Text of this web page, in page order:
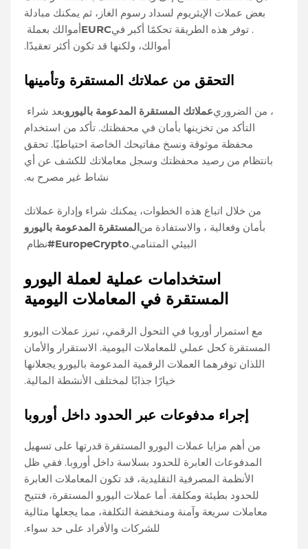
بعض عملات الإيثريوم لسداد رسوم الغاز، ثم يمكنك مبادلة
أموالك بعملةEURC. توفر هذه الطريقة تحكمًا أكبر في
أموالك، ولكنها قد تكون أكثر تعقيدًا.
التحقق من عملاتك المستقرة وتأمينها
بعد شراءعملاتك المستقرة المدعومة باليورو، من الضروري
التأكد من تخزينها بأمان في محفظتك. تأكد من استخدام
محفظة موثوقة ونسخ مفاتيحك الخاصة احتياطيًا. تحقق
بانتظام من رصيد محفظتك وسجل معاملاتك للكشف عن أي
نشاط غير مصرح به.
من خلال اتباع هذه الخطوات، يمكنك شراء وإدارة عملاتك
المستقرة المدعومة باليوروبأمان وفعالية ، والاستفادة من
نظام#EuropeCryptoالبيئي المتنامي.
استخدامات عملية لعملة اليورو
المستقرة في المعاملات اليومية
مع استمرار أوروبا في التحول الرقمي، تبرز عملات اليورو
المستقرة كحل عملي للمعاملات اليومية. الاستقرار والأمان
اللذان توفرهما العملات الرقمية المدعومة باليورو يجعلانها
خيارًا جذابًا لمختلف الأنشطة المالية.
إجراء مدفوعات عبر الحدود داخل أوروبا
من أهم مزايا عملات اليورو المستقرة قدرتها على تسهيل
المدفوعات العابرة للحدود بسلاسة داخل أوروبا. ففي ظل
الأنظمة المصرفية التقليدية، قد تكون المعاملات العابرة
للحدود بطيئة ومكلفة. أما عملات اليورو المستقرة، فتتيح
معاملات سريعة وآمنة ومنخفضة التكلفة، مما يجعلها مثالية
للشركات والأفراد على حد سواء.